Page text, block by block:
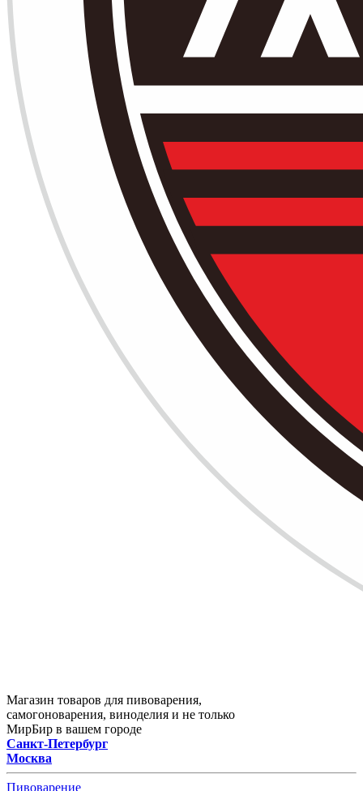
Магазин товаров для пивоварения,
самогоноварения, виноделия и не только
МирБир в вашем городе
Санкт-Петербург
Москва
Пивоварение